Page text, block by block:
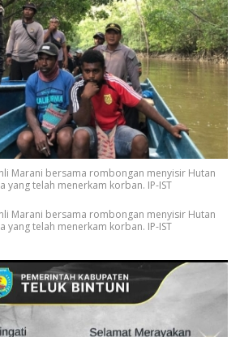
Marani bersama rombongan menyisir Hutan
yang telah menerkam korban. IP-IST
Marani bersama rombongan menyisir Hutan
yang telah menerkam korban. IP-IST